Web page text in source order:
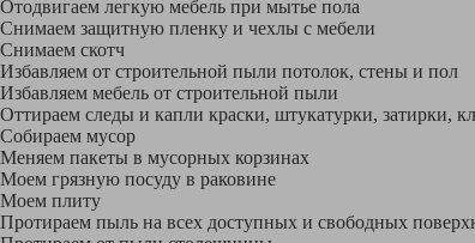
Отодвигаем легкую мебель при мытье пола
Снимаем защитную пленку и чехлы с мебели
Снимаем скотч
Избавляем от строительной пыли потолок, стены и пол
Избавляем мебель от строительной пыли
Оттираем следы и капли краски, штукатурки, затирки,
Собираем мусор
Меняем пакеты в мусорных корзинах
Моем грязную посуду в раковине
Моем плиту
Протираем пыль на всех доступных и свободных